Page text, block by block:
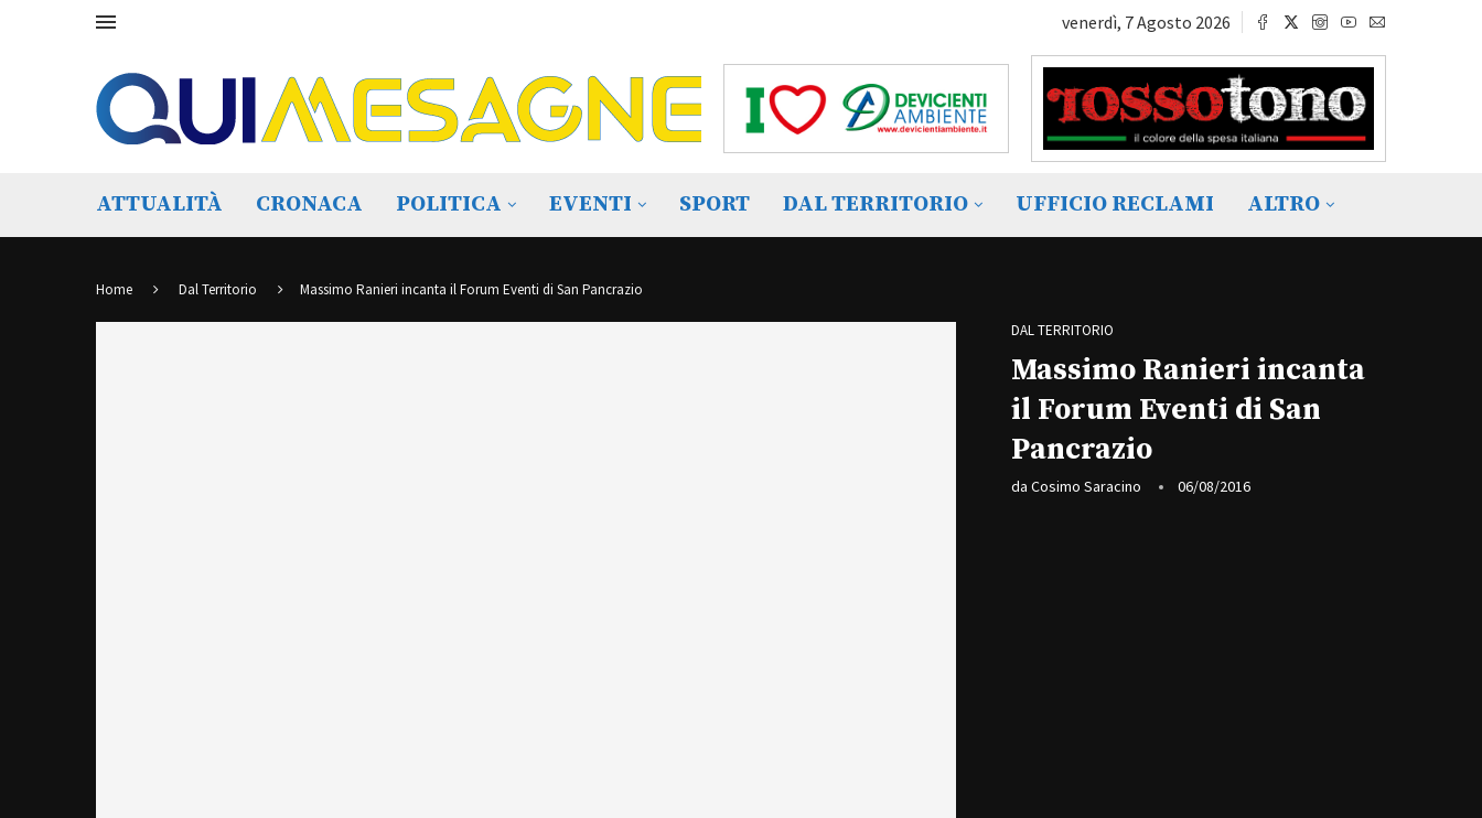
venerdì, 7 Agosto 2026
ATTUALITÀ CRONACA POLITICA EVENTI SPORT DAL TERRITORIO UFFICIO RECLAMI ALTRO
Home Dal Territorio Massimo Ranieri incanta il Forum Eventi di San Pancrazio
DAL TERRITORIO
Massimo Ranieri incanta
il Forum Eventi di San
Pancrazio
da Cosimo Saracino 06/08/2016